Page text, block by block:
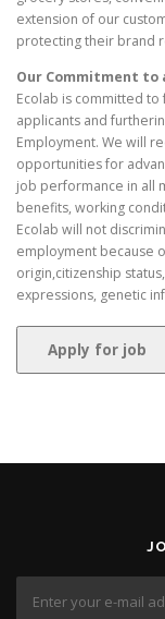
extension of our
protecting their brand
Our Commitment to
Ecolab is committed
applicants and
Employment. We will
opportunities for
job performance in all
benefits, working
Ecolab will not
employment because
origin,citizenship
expressions, genetic